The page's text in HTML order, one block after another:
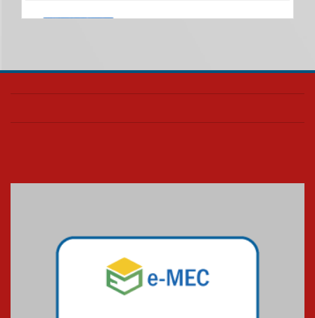
das novas tecnologias em
04.08.2026
Como o Colégio Mackenzie
Brasília prepara seus